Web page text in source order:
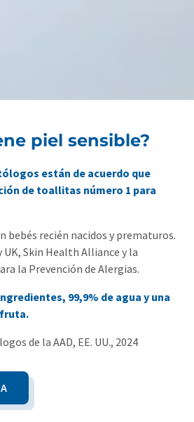
piel sensible?
están de acuerdo que
de toallitas número 1 para
bebés recién nacidos y prematuros.
Skin Health Alliance y la
la Prevención de Alergias.
99,9% de agua y una
de la AAD, EE. UU., 2024